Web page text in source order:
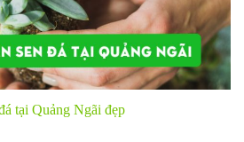
tại Quảng Ngãi đẹp